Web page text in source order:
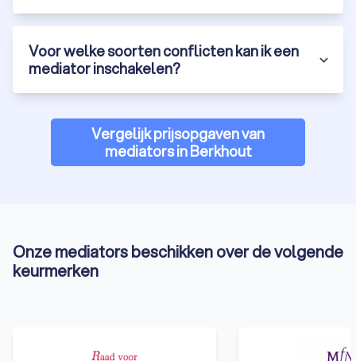
Of je nu te maken hebt met een scheiding, een
effectieve manier zijn om je conflict op te lossen. Een
mediator kan je helpen om de communicatie te verbeteren,
bij mediators in Berkhout en vind de geschikte mediator voor
jouw situatie bij Trustoo.
Voor welke soorten conflicten kan ik een
mediator inschakelen?
Vergelijk prijsopgaven van
mediators in Berkhout
Onze mediators beschikken over de volgende
keurmerken